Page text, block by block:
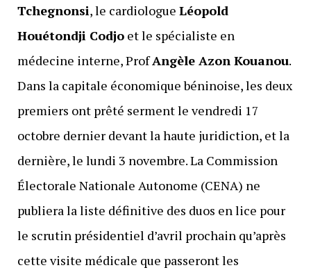
Tchegnonsi, le cardiologue Léopold
Houétondji Codjoet le spécialiste en
médecine interne, ProfAngèle Azon Kouanou.
Dans la capitale économique béninoise, les deux
premiers ont prêté serment le vendredi 17
octobre dernier devant la haute juridiction, et la
dernière, le lundi 3 novembre. La Commission
Électorale Nationale Autonome (CENA) ne
publiera la liste définitive des duos en lice pour
le scrutin présidentiel d’avril prochain qu’après
cette visite médicale que passeront les